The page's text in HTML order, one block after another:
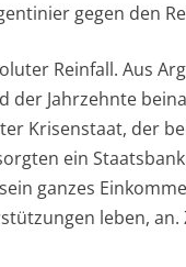
gegen den
Reinfall. Aus
der Jahrzehnte
Krisenstaat, der
ein
ganzes
leben,